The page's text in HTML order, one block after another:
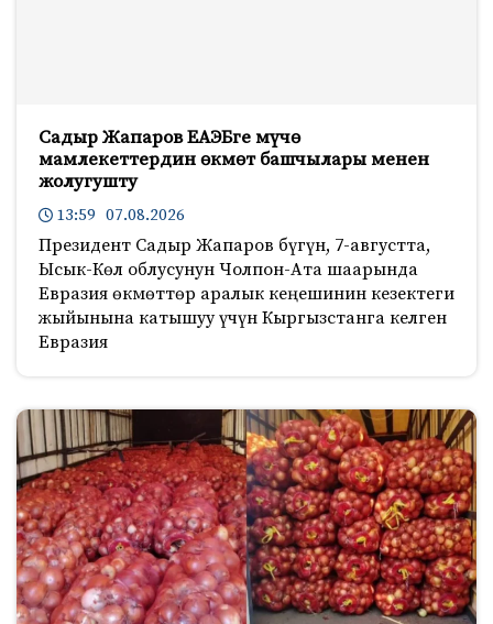
Садыр Жапаров ЕАЭБге мүчө
мамлекеттердин өкмөт башчылары менен
жолугушту
13:59 07.08.2026
Президент Садыр Жапаров бүгүн, 7-августта,
Ысык-Көл облусунун Чолпон-Ата шаарында
Евразия өкмөттөр аралык кеңешинин кезектеги
жыйынына катышуу үчүн Кыргызстанга келген
Евразия